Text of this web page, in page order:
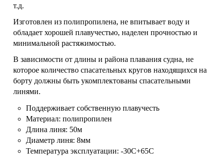
т.д.
Изготовлен из полипропилена, не впитывает воду и
обладает хорошей плавучестью, наделен прочностью и
минимальной растяжимостью.
В зависимости от длины и района плавания судна, не
которое количество спасательных кругов находящихся на
борту должны быть укомплектованы спасательными
линями.
Поддерживает собственную плавучесть
Материал: полипропилен
Длина линя: 50м
Диаметр линя: 8мм
Температура эксплуатации: -30С+65С